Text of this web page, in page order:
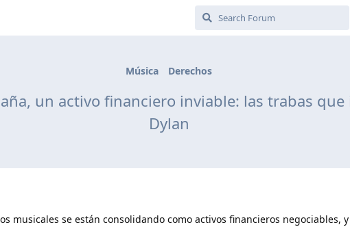
Música Derechos
un activo financiero inviable: las trabas
Dylan
musicales se están consolidando como activos financieros negociables, y